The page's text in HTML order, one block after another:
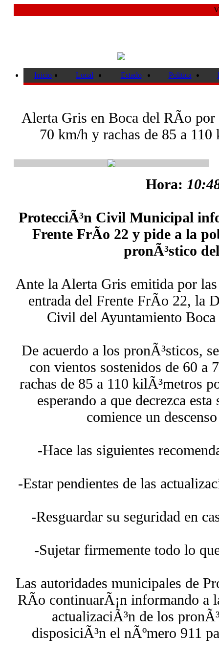
Inicio Local Estado Politica
Alerta Gris en Boca del RÃ­o por
70 km/h y rachas de 85 a 110
Hora:
ProtecciÃ³n Civil Municipal
Frente FrÃ­o 22 y pide a la
pronÃ³stico
Ante la Alerta Gris emitida por
entrada del Frente FrÃ­o 22, la
Civil del Ayuntamiento
De acuerdo a los pronÃ³sticos,
con vientos sostenidos de 60 a
rachas de 85 a 110 kilÃ³metros
esperando a que decrezca
comience un
-Hace las siguientes
-Estar pendientes de las
-Resguardar su seguridad en
-Sujetar firmemente todo lo
Las autoridades municipales de
RÃ­o continuarÃ¡n informando a
actualizaciÃ³n de los
disposiciÃ³n el nÃºmero 911